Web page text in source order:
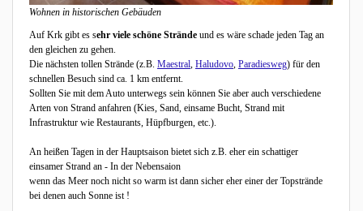
Wohnen in historischen Gebäuden
Auf Krk gibt es sehr viele schöne Strände und es wäre schade jeden Tag an
den gleichen zu gehen.
Die nächsten tollen Strände (z.B. Maestral, Haludovo, Paradiesweg) für den
schnellen Besuch sind ca. 1 km entfernt.
Sollten Sie mit dem Auto unterwegs sein können Sie aber auch verschiedene
Arten von Strand anfahren (Kies, Sand, einsame Bucht, Strand mit
Infrastruktur wie Restaurants, Hüpfburgen, etc.).
An heißen Tagen in der Hauptsaison bietet sich z.B. eher ein schattiger
einsamer Strand an - In der Nebensaion
wenn das Meer noch nicht so warm ist dann sicher eher einer der Topstrände
bei denen auch Sonne ist !